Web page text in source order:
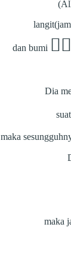
dan bumi
Dia
maka
maka